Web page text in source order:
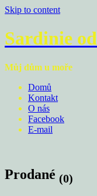
Skip to content
Sardinie
Můj dům u moře
Domů
Kontakt
O nás
Facebook
E-mail
Prodané (0)